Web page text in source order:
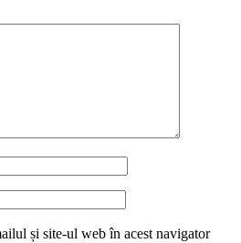
și site-ul web în acest navigator